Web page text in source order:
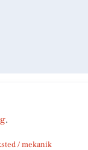
.
/ mekanik